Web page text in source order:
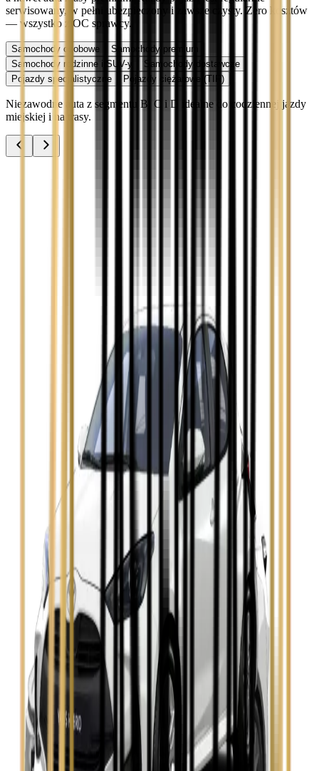
serwisowany, w pełni ubezpieczony i zawsze czysty. Zero kosztów
— wszystko z OC sprawcy.
Samochody osobowe
Samochody premium
Samochody rodzinne i SUV-y
Samochody dostawcze
Pojazdy specjalistyczne
Pojazdy ciężarowe (TIR)
Niezawodne auta z segmentu B, C i D idealne do codziennej jazdy
miejskiej i na trasy.
Opel Insignia
Seat Leon
Skoda Fabia
Zobacz
Skoda Kamiq
Zobacz
Skoda Octavia
Zobacz